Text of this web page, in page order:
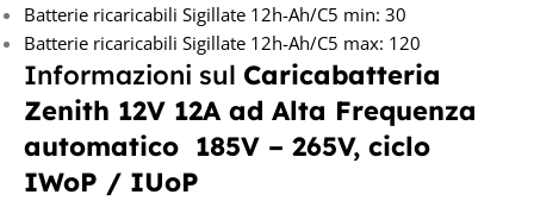
Batterie ricaricabili Sigillate 12h-Ah/C5 min: 30
Batterie ricaricabili Sigillate 12h-Ah/C5 max: 120
Informazioni sul Caricabatteria
Zenith 12V 12Aad Alta Frequenza
automatico 185V – 265V, ciclo
IWoP / IUoP